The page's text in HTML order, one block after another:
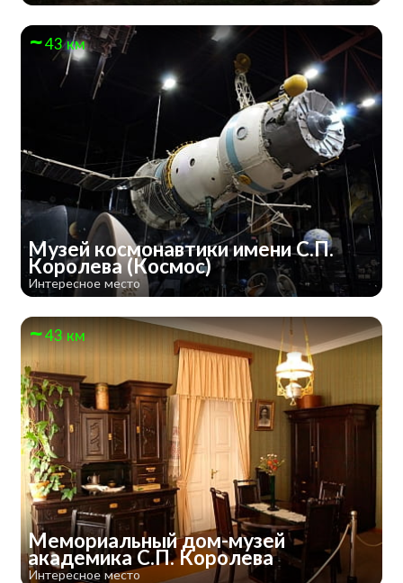
43 км
Музей космонавтики имени С.П.
Королева (Космос)
Интересное место
43 км
Мемориальный дом-музей
академика С.П. Королева
Интересное место